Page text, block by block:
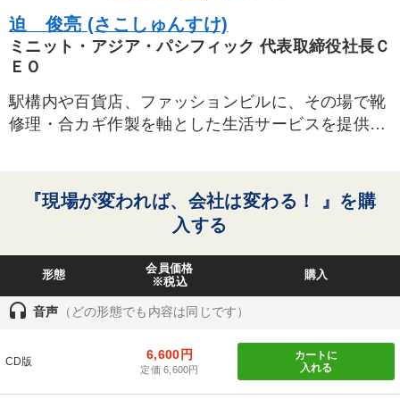
迫 俊亮 (さこしゅんすけ)
ミニット・アジア・パシフィック 代表取締役社長Ｃ
ＥＯ
駅構内や百貨店、ファッションビルに、その場で靴
修理・合カギ作製を軸とした生活サービスを提供す
ギー・ブリュッセルのオー・ボン・マルシェ・デ
パート内に「タロン・ミニット」の名称で世界初の
「婦人靴のヒール修理サービス店」を開店したのが
始まり。日本への進出は1972年。その後、アジア事
業が日本を本社として独立。現在、日本、オースト
ラリアをはじめ6か国でミニット・アジア・パシ
フィック株式会社として事業を展開。
社長の迫氏は1985年福岡県生まれ。カリフォルニア
大学ロサンゼルス校を卒業後、三菱商事に入社。そ
の後、マザーハウスに転じ、アジアにおける事業確
立などでも成果を上げる。2013年ミニット・アジ
『現場が変われば、会社は変わる！ 』を購
入する
形態
会員価格
※税込
購入
headset 音声 （どの形態でも内容は同じです）
CD版 6,600円
定価 6,600円
カートに
入れる